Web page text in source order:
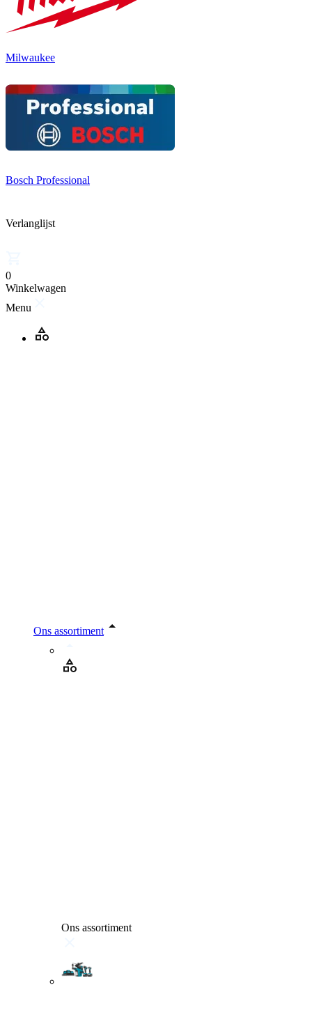
Milwaukee
Bosch Professional
Verlanglijst
0
Winkelwagen
Menu
Ons assortiment
Ons assortiment